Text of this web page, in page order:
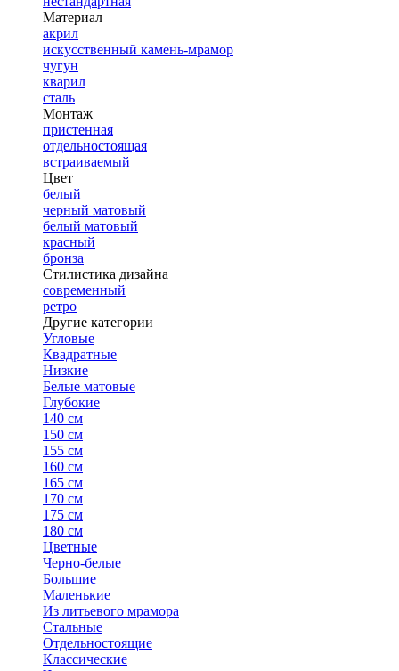
Материал
акрил
искусственный камень-мрамор
чугун
кварил
сталь
Монтаж
пристенная
отдельностоящая
встраиваемый
Цвет
белый
черный матовый
белый матовый
красный
бронза
Стилистика дизайна
современный
ретро
Другие категории
Угловые
Квадратные
Низкие
Белые матовые
Глубокие
140 см
150 см
155 см
160 см
165 см
170 см
175 см
180 см
Цветные
Черно-белые
Большие
Маленькие
Из литьевого мрамора
Стальные
Отдельностоящие
Классические